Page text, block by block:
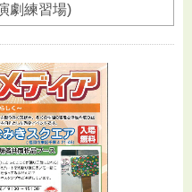
劇練習場)